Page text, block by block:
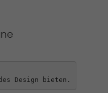
Design bieten.